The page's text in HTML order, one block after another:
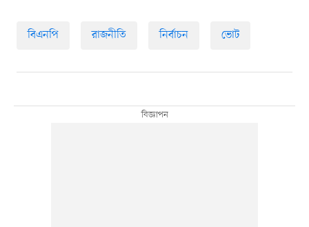
বিএনপি রাজনীতি নির্বাচন ভোট